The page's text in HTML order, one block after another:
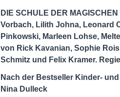
DIE SCHULE DER MAGISCHEN
Vorbach, Lilith Johna, Leonard
Pinkowski, Marleen Lohse,
von Rick Kavanian, Sophie
Schmitz und Felix Kramer.
Nach der Bestseller Kinder-
Nina Dulleck